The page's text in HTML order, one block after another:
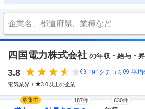
四国電力株式会社 の年収・給与・
3.8 191 クチコミ 平均
電気業界 3.0以上の企業
募集中 187件 630件